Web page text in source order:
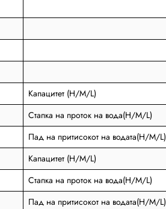
Капацитет (H/M/L)
Стапка на проток на вода(H/M/L)
Пад на притисокот на водата(H/M/L)
Капацитет (H/M/L)
Стапка на проток на вода(H/M/L)
Пад на притисокот на водата(H/M/L)